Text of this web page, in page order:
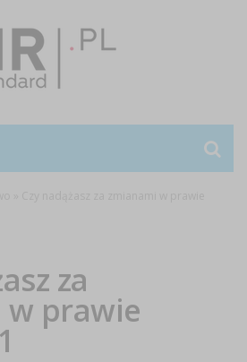
za
prawie